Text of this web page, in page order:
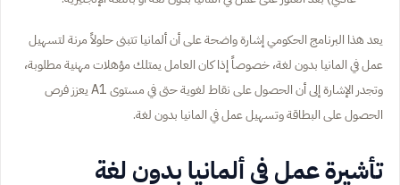
يعد هذا البرنامج الحكومي إشارة واضحة على أن ألمانيا تتبنى حلولاً مرنة لتسهيل
عمل في المانيا بدون لغة، خصوصاً إذا كان العامل يمتلك مؤهلات مهنية مطلوبة،
وتجدر الإشارة إلى أن الحصول على نقاط لغوية حتى في مستوى A1 يعزز فرص
الحصول على البطاقة وتسهيل عمل في المانيا بدون لغة.
تأشيرة عمل في ألمانيا بدون لغة